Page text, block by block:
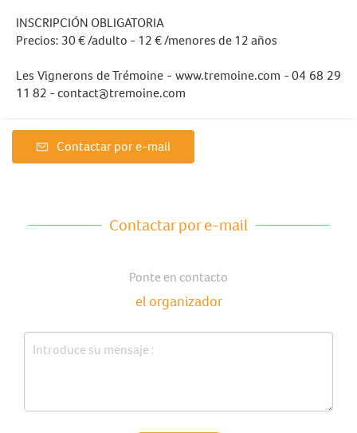
INSCRIPCIÓN OBLIGATORIA
Precios: 30 € /adulto - 12 € /menores de 12 años
Les Vignerons de Trémoine - www.tremoine.com - 04 68 29
11 82 -contact@tremoine.com
Contactar por e-mail
Contactar por e-mail
Ponte en contacto
el organizador